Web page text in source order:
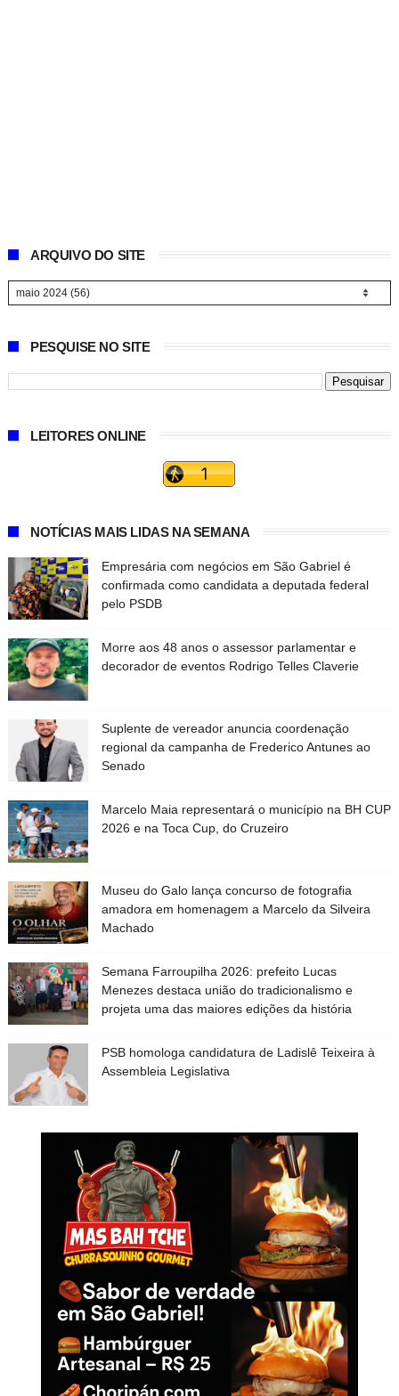
ARQUIVO DO SITE
PESQUISE NO SITE
LEITORES ONLINE
NOTÍCIAS MAIS LIDAS NA SEMANA
Empresária com negócios em São Gabriel é
confirmada como candidata a deputada federal
pelo PSDB
Morre aos 48 anos o assessor parlamentar e
decorador de eventos Rodrigo Telles Claverie
Suplente de vereador anuncia coordenação
regional da campanha de Frederico Antunes ao
Senado
Marcelo Maia representará o município na BH CUP
2026 e na Toca Cup, do Cruzeiro
Museu do Galo lança concurso de fotografia
amadora em homenagem a Marcelo da Silveira
Machado
Semana Farroupilha 2026: prefeito Lucas
Menezes destaca união do tradicionalismo e
projeta uma das maiores edições da história
PSB homologa candidatura de Ladislê Teixeira à
Assembleia Legislativa